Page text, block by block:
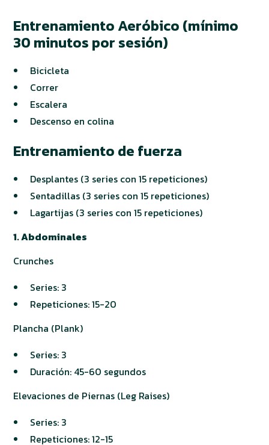
Entrenamiento Aeróbico (mínimo
30 minutos por sesión)
Bicicleta
Correr
Escalera
Descenso en colina
Entrenamiento de fuerza
Desplantes (3 series con 15 repeticiones)
Sentadillas (3 series con 15 repeticiones)
Lagartijas (3 series con 15 repeticiones)
1. Abdominales
Crunches
Series: 3
Repeticiones: 15-20
Plancha (Plank)
Series: 3
Duración: 45-60 segundos
Elevaciones de Piernas (Leg Raises)
Series: 3
Repeticiones: 12-15